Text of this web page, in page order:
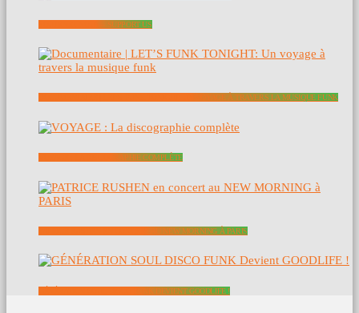
SOUTENEZ NOUS – SUPPORT US
DOCUMENTAIRE | LET’S FUNK TONIGHT: UN VOYAGE À TRAVERS LA MUSIQUE FUNK
VOYAGE : LA DISCOGRAPHIE COMPLÈTE
PATRICE RUSHEN EN CONCERT AU NEW MORNING À PARIS
GÉNÉRATION SOUL DISCO FUNK DEVIENT GOODLIFE !